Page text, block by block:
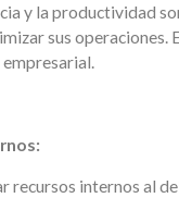
y la productividad
sus
internos al